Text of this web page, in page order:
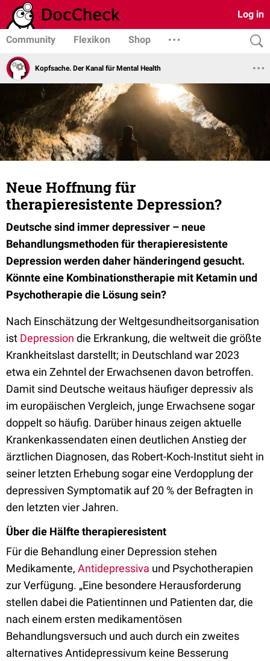
Log in
Community Flexikon Shop
Kopfsache. Der Kanal für Mental Health
Neue Hoffnung für
therapieresistente Depression?
Deutsche sind immer depressiver – neue
Behandlungsmethoden für therapieresistente
Depression werden daher händeringend gesucht.
Könnte eine Kombinationstherapie mit Ketamin und
Psychotherapiedie Lösung sein?
Nach Einschätzung der Weltgesundheitsorganisation
ist Depression die Erkrankung, die weltweit die größte
Krankheitslast darstellt; in Deutschland war 2023
etwa ein Zehntel der Erwachsenen davon betroffen.
Damit sind Deutsche weitaus häufiger depressiv als
im europäischen Vergleich, junge Erwachsene sogar
doppelt so häufig. Darüber hinaus zeigen aktuelle
Krankenkassendaten einen deutlichen Anstieg der
ärztlichen Diagnosen, das Robert-Koch-Institut sieht in
seiner letzten Erhebung sogar eine Verdopplung der
depressiven Symptomatik auf 20 % der Befragten in
den letzten vier Jahren.
Über die Hälfte therapieresistent
Für die Behandlung einer Depression stehen
Medikamente, Antidepressiva und Psychotherapien
zur Verfügung. „Eine besondere Herausforderung
stellen dabei die Patientinnen und Patienten dar, die
nach einem ersten medikamentösen
Behandlungsversuch und auch durch ein zweites
alternatives Antidepressivum keine Besserung